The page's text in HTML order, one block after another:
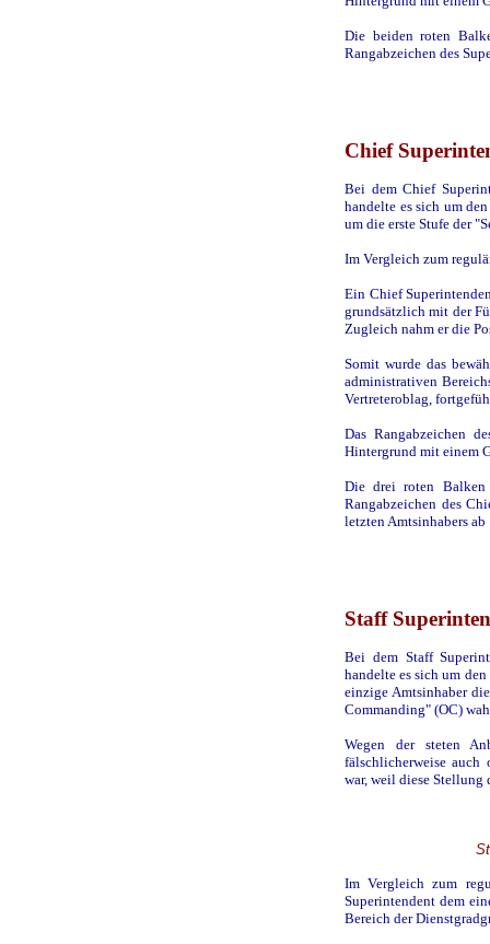
Die beiden roten
Rangabzeichen des
Chief
Bei dem Chief
handelte es sich um
um die erste Stufe der
Im Vergleich zum
Ein Chief
grundsätzlich mit der
Zugleich nahm er die
Somit wurde das
administrativen
Vertreteroblag,
Das Rangabzeichen
Hintergrund mit einem
Die drei roten Balken
Rangabzeichen des
letzten Amtsinhabers
Staff
Bei dem Staff
handelte es sich um
einzige Amtsinhaber
Commanding" (OC)
Wegen der steten
fälschlicherweise auch
war, weil diese Stellung
Im Vergleich zum
Superintendent dem
Bereich der